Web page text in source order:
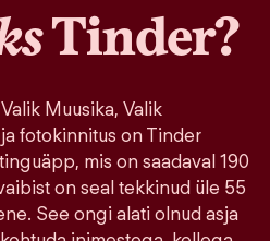
Tinder?
Muusika, Valik
fotokinnitus on Tinder
mis on saadaval 190
on seal tekkinud üle 55
See ongi alati olnud asja